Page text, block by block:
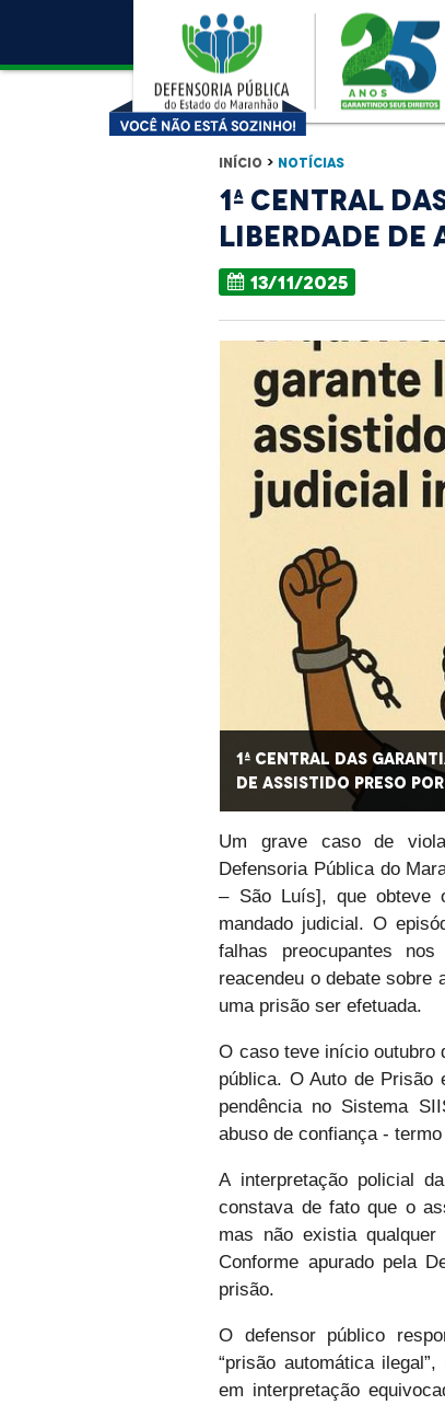
Início > Notícias
1ª Central
liberdade de
13/11/2025
1ª Central das
de assistido preso
Um grave caso de
Defensoria Pública do
– São Luís], que obteve
mandado judicial. O
falhas preocupantes
reacendeu o debate sobre
uma prisão ser efetuada.
O caso teve início outubro
pública. O Auto de Prisão
pendência no Sistema
abuso de confiança -
A interpretação policial
constava de fato que o
mas não existia
Conforme apurado pela
prisão.
O defensor público
“prisão automática
em interpretação